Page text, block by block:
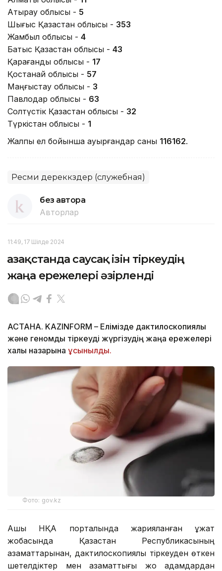
Атырау облысы - 5
Шығыс Қазақстан облысы - 353
Жамбыл облысы - 4
Батыс Қазақстан облысы - 43
Қарағанды облысы - 17
Қостанай облысы - 57
Маңғыстау облысы - 3
Павлодар облысы - 63
Солтүстік Қазақстан облысы - 32
Түркістан облысы - 1
Жалпы ел бойынша ауырғандар саны 116162.
Ресми дереккөздер (служебная)
без автора
Авторлар
11:49, 17 Шілде 2024
Қазақстанда саусақ ізін тіркеудің
жаңа ережелері әзірленді
АСТАНА. KAZINFORM – Елімізде дактилоскопиялық
және геномдық тіркеуді жүргізудің жаңа ережелері
халық назарына ұсынылды.
Фото: gov.kz
Ашық НҚА порталында жарияланған құжат
жобасында Қазақстан Республикасының
азаматтарынан, дактилоскопиялық тіркеуден өткен
шетелдіктер мен азаматтығы жоқ адамдардан